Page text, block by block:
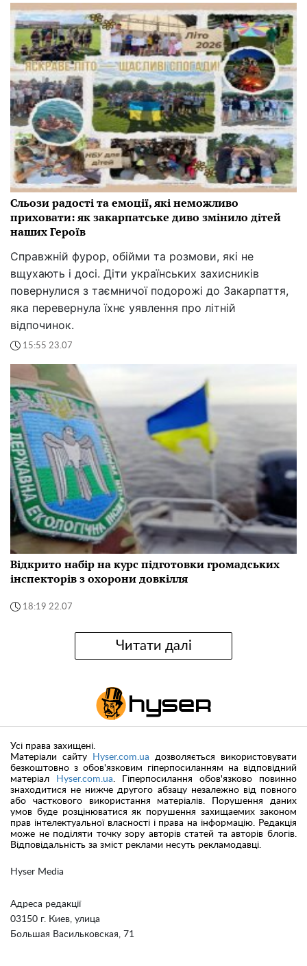
Сльози радості та емоції, які неможливо
приховати: як закарпатське диво змінило дітей
наших Героїв
Справжній фурор, обійми та розмови, які не
вщухають і досі. Діти українських захисників
повернулися з таємничої подорожі до Закарпаття,
яка перевернула їхнє уявлення про літній
відпочинок.
15:55 23.07
Відкрито набір на курс підготовки громадських
інспекторів з охорони довкілля
18:19 22.07
Читати далі
Hyser Media
Адреса редакції
03150 г. Киев, улица
Большая Васильковская, 71
Усі права захищені.
Матеріали сайту
Hyser.com.ua дозволяється використовувати
безкоштовно з обов'язковим гіперпосиланням на відповідний
матеріал
Hyser.com.ua. Гіперпосилання обов'язково повинно
знаходитися не нижче другого абзацу незалежно від повного
або часткового використання матеріалів. Порушення даних
умов буде розцінюватися як порушення захищаемих законом
прав інтелектуальної власності і права на інформацію. Редакція
може не поділяти точку зору авторів статей та авторів блогів.
Відповідальність за зміст реклами несуть рекламодавці.